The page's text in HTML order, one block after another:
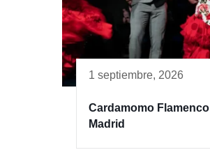
1 septiembre, 2026
Cardamomo Flamenco
Madrid